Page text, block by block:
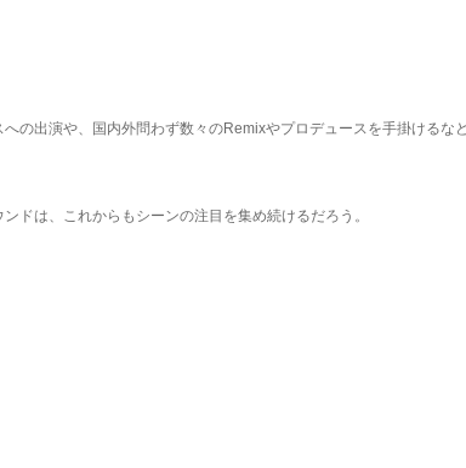
の出演や、国内外問わず数々のRemixやプロデュースを手掛けるな
ドは、これからもシーンの注目を集め続けるだろう。